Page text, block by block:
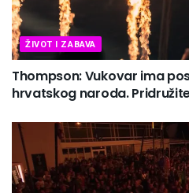
ŽIVOT I ZABAVA
Thompson: Vukovar ima
hrvatskog naroda.